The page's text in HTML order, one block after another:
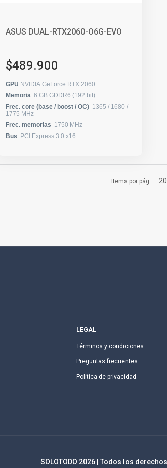
ASUS DUAL-RTX2060-O6G-EVO
$489.900
GPU NVIDIA GeForce RTX 2060
Memoria 6 GB GDDR6 (192 bit)
Frec. core (base / boost / OC) 1365 / 1680 /
1775 MHz
Frec. memorias 1750 MHz
Bus PCI Express 3.0 x16
Items por pág. 20
LEGAL
Términos y condiciones
Preguntas frecuentes
Política de privacidad
SOLOTODO 2026 | Todos los